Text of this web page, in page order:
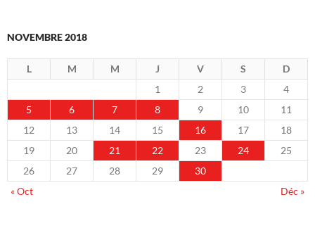
NOVEMBRE 2018
L M M J V S
D
1
2 3
4
5
6 7 8 9 10
11
12
13 14 15 16 17
18
19
20 21 22 23 24
25
26
27 28 29
30
« Oct
Déc »